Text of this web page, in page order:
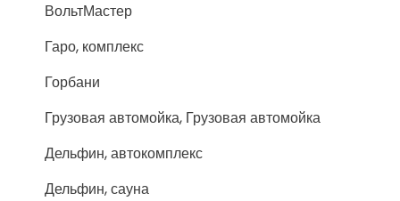
ВольтМастер
Гаро, комплекс
Горбани
Грузовая автомойка, Грузовая автомойка
Дельфин, автокомплекс
Дельфин, сауна